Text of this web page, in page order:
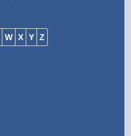
W X Y Z